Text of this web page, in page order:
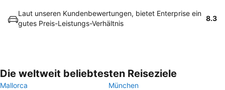
Laut unseren Kundenbewertungen, bietet Enterprise ein
gutes Preis-Leistungs-Verhältnis
8.3
Die weltweit beliebtesten Reiseziele
Mallorca
München